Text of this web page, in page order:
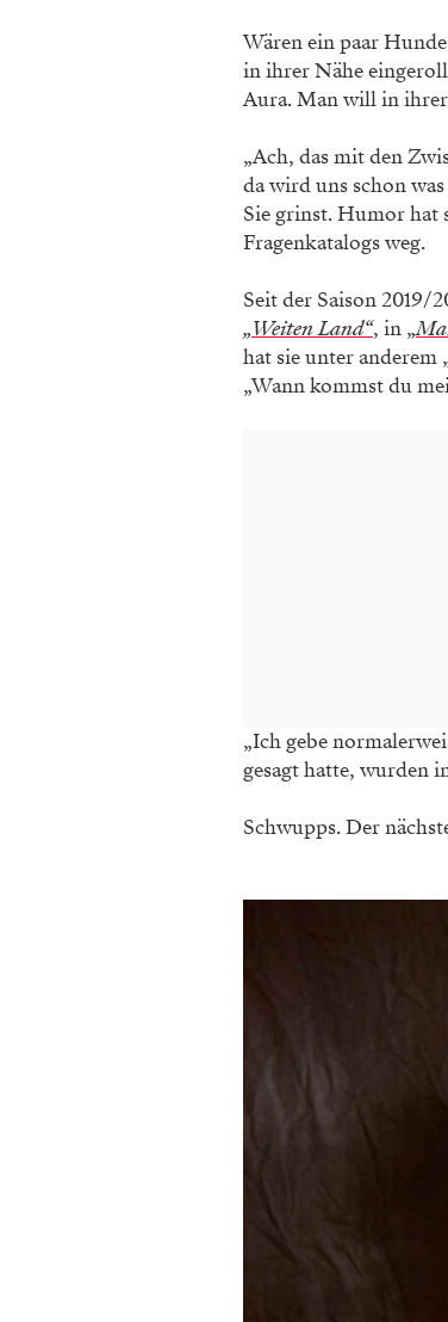
Wären ein paar
in ihrer Nähe
Aura. Man will in
„Ach, das mit den
da wird uns schon
Sie grinst. Humor hat
Fragenkatalogs weg.
Seit der Saison 2019/
„Weiten Land“, in „
hat sie unter anderem
„Wann kommst du
„Ich gebe
gesagt hatte, wurden
Schwupps. Der